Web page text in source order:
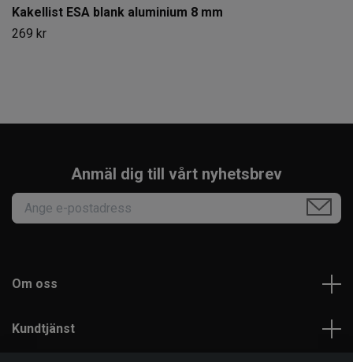
Kakellist ESA blank aluminium 8 mm
269 kr
Anmäl dig till vårt nyhetsbrev
Om oss
Kundtjänst